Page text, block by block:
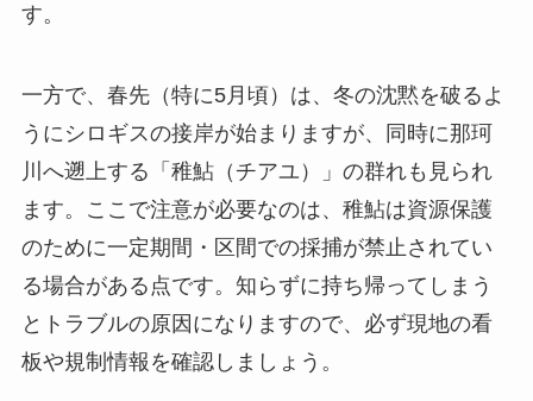
す。
一方で、春先（特に5月頃）は、冬の沈黙を破るよ
うにシロギスの接岸が始まりますが、同時に那珂
川へ遡上する「稚鮎（チアユ）」の群れも見られ
ます。ここで注意が必要なのは、稚鮎は資源保護
のために一定期間・区間での採捕が禁止されてい
る場合がある点です。知らずに持ち帰ってしまう
とトラブルの原因になりますので、必ず現地の看
板や規制情報を確認しましょう。